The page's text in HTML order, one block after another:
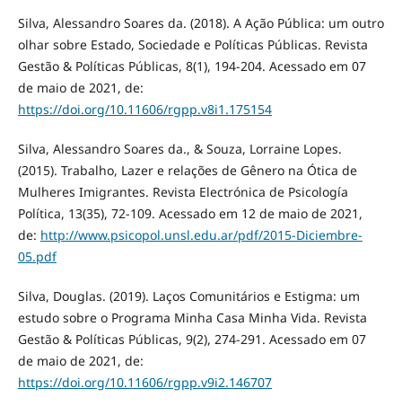
Silva, Alessandro Soares da. (2018). A Ação Pública: um outro
olhar sobre Estado, Sociedade e Políticas Públicas. Revista
Gestão & Políticas Públicas, 8(1), 194-204. Acessado em 07
de maio de 2021, de:
https://doi.org/10.11606/rgpp.v8i1.175154
Silva, Alessandro Soares da., & Souza, Lorraine Lopes.
(2015). Trabalho, Lazer e relações de Gênero na Ótica de
Mulheres Imigrantes. Revista Electrónica de Psicología
Política, 13(35), 72-109. Acessado em 12 de maio de 2021,
de: http://www.psicopol.unsl.edu.ar/pdf/2015-Diciembre-
05.pdf
Silva, Douglas. (2019). Laços Comunitários e Estigma: um
estudo sobre o Programa Minha Casa Minha Vida. Revista
Gestão & Políticas Públicas, 9(2), 274-291. Acessado em 07
de maio de 2021, de:
https://doi.org/10.11606/rgpp.v9i2.146707